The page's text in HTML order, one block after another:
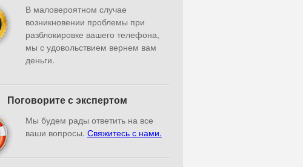
В маловероятном случае
возникновении проблемы при
разблокировке вашего телефона,
мы с удовольствием вернем вам
деньги.
Поговорите с экспертом
Мы будем рады ответить на все
ваши вопросы. Свяжитесь с нами.